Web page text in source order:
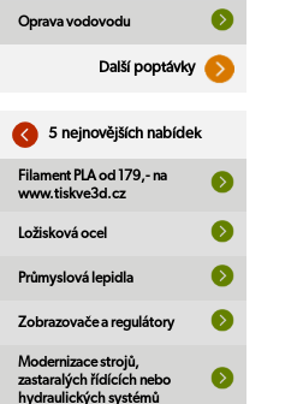
Oprava vodovodu
Další poptávky
5 nejnovějších nabídek
Filament PLA od 179,- na
www.tiskve3d.cz
Ložisková ocel
Průmyslová lepidla
Zobrazovače a regulátory
Modernizace strojů,
zastaralých řídících nebo
hydraulických systémů